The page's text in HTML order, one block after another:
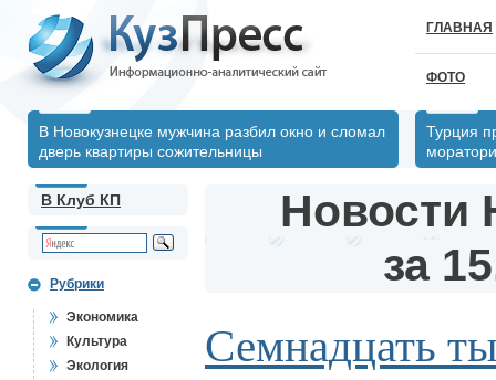
ГЛАВНАЯ
ФОТО
В Новокузнецке мужчина разбил окно и сломал
дверь квартиры сожительницы
Турция
В Клуб КП
Рубрики
Экономика
Культура
Экология
Новости
за
Семнадцать